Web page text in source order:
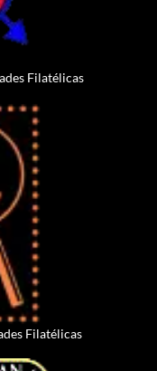
Filatélicas
Filatélicas